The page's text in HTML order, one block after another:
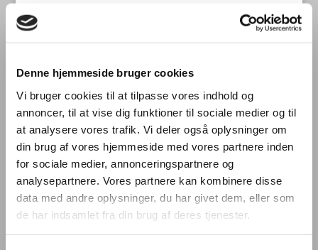
Denne hjemmeside bruger cookies
Vi bruger cookies til at tilpasse vores indhold og
annoncer, til at vise dig funktioner til sociale medier og til
at analysere vores trafik. Vi deler også oplysninger om
din brug af vores hjemmeside med vores partnere inden
for sociale medier, annonceringspartnere og
analysepartnere. Vores partnere kan kombinere disse
data med andre oplysninger, du har givet dem, eller som
de har indsamlet fra din brug af deres tjenester.
Underviser
Lars Gunnar Amundsen, ABK Lighting i Sandefjord,
Norge
certificeret DIALux-underviser fra DIAL i Tyskland.
Undervisningen foregår på let forståeligt norsk.
Forberedelse
Kursisterne skal have PC klar ved kursets opstart med
seneste versionDIALux Evo installeret. DIALux Evo
kan downloades her.Det er også en en god ide at have
seneste version af TeamViewer installeret, så
underviseren kan tilgå PC’en via dette program. PC’en
skal være opkoblet til velfungerende internetforbindelse
på dagen.